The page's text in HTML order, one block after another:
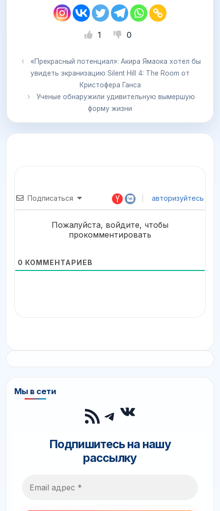
1 0
«Прекрасный потенциал»: Акира Ямаока хотел бы
увидеть экранизацию Silent Hill 4: The Room от
Кристофера Ганса
Ученые обнаружили удивительную вымершую
форму жизни
Подписаться авторизуйтесь
Пожалуйста, войдите, чтобы
прокомментировать
0 КОММЕНТАРИЕВ
Мы в сети
RSS-лента
Telegram
ВКонтакте
Подпишитесь на нашу
рассылку